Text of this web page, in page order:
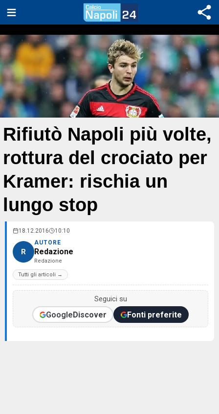
Rifiutò Napoli più volte,
rottura del crociato per
Kramer: rischia un
lungo stop
18.12.2016 10:10
R
AUTORE
Redazione
Redazione
Tutti gli articoli →
Seguici su
GoogleDiscover Fonti preferite